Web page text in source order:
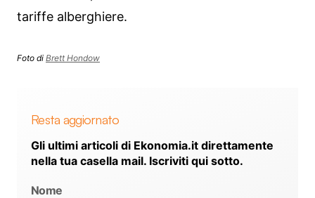
tariffe alberghiere.
Foto di Brett Hondow
Resta aggiornato
Gli ultimi articoli di Ekonomia.it direttamente
nella tua casella mail. Iscriviti qui sotto.
Nome